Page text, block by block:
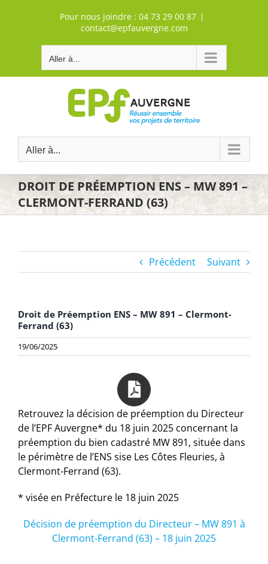
Pour nous joindre : 04 73 29 00 87 |
contact@epfauvergne.com
Aller à...
Aller à...
DROIT DE PRÉEMPTION ENS – MW 891 –
CLERMONT-FERRAND (63)
Précédent Suivant
Droit de Préemption ENS – MW 891 – Clermont-
Ferrand (63)
19/06/2025
Retrouvez la décision de préemption du Directeur
de l’EPF Auvergne* du 18 juin 2025 concernant la
préemption du bien cadastré MW 891, située dans
le périmètre de l’ENS sise Les Côtes Fleuries, à
Clermont-Ferrand (63).
* visée en Préfecture le 18 juin 2025
Décision de préemption du Directeur – MW 891 à
Clermont-Ferrand (63) – 18 juin 2025